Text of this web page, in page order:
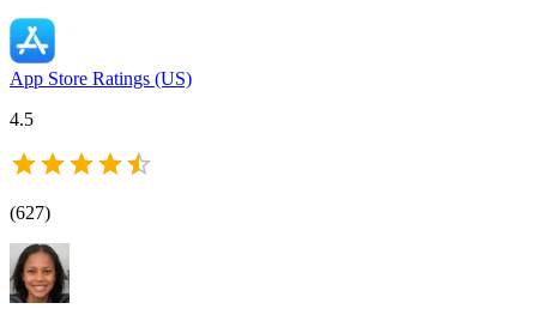
App Store Ratings (US)
4.5
(627)